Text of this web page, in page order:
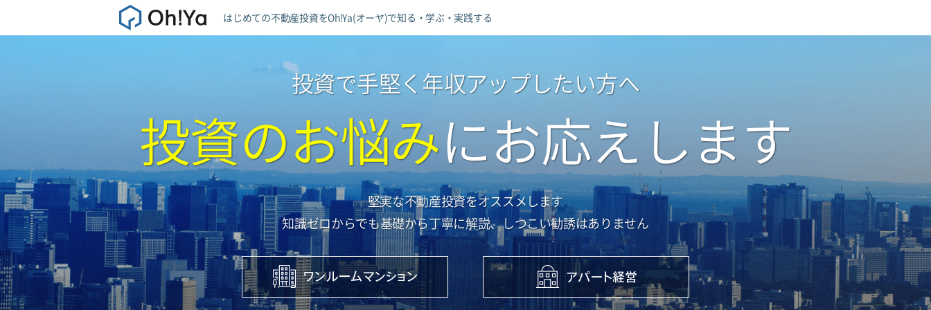
はじめての不動産投資をOh!Ya(オーヤ)で知る・学ぶ・実践する
投資で手堅く年収アップしたい方へ
投資のお悩みにお応えします
堅実な不動産投資をオススメします
知識ゼロからでも基礎から丁寧に解説、しつこい勧誘はありません